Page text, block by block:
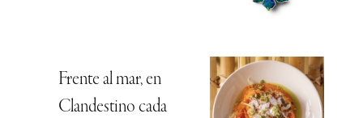
Frente al mar, en
Clandestino cada